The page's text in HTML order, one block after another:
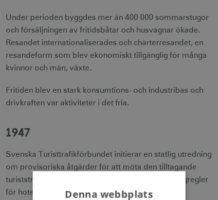
Under perioden byggdes mer än 400 000 sommarstugor
och försäljningen av fritidsbåtar och husvagnar ökade.
Resandet internationaliserades och charterresandet, en
resandeform som blev ekonomiskt tillgänglig för många
kvinnor och män, växte.
Fritiden blev en stark konsumtions- och industribas och
drivkraften var aktiviteter i det fria.
1947
Svenska Turisttrafikförbundet initierar en statlig utredning
om provisoriska åtgärder för att möta den tilltagande
turistströmmen, där man rekommenderar att byggregler
för hotell lättas upp, att motell byggs och att en
Denna webbplats